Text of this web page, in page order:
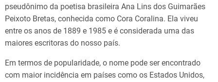
pseudônimo da poetisa brasileira Ana Lins dos Guimarães
Peixoto Bretas, conhecida como Cora Coralina. Ela viveu
entre os anos de 1889 e 1985 e é considerada uma das
maiores escritoras do nosso país.
Em termos de popularidade, o nome pode ser encontrado
com maior incidência em países como os Estados Unidos,